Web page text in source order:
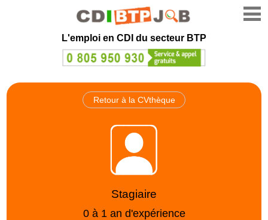
L'emploi en CDI du secteur BTP
Retour à la CVthèque
Stagiaire
0 à 1 an d'expérience